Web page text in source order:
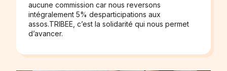
aucune commission car nous reversons
intégralement 5% desparticipations aux
assos.TRIBEE, c’est la solidarité qui nous permet
d’avancer.